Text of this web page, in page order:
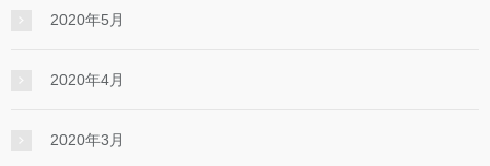
2020年5月
2020年4月
2020年3月